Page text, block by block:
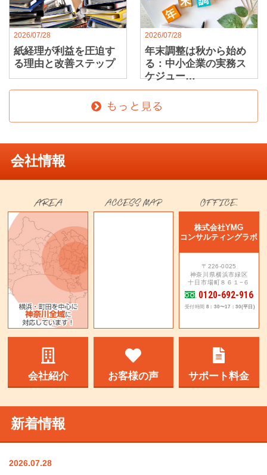
2026/07/28
紙経理が利益を圧迫す
る理由と改善ステップ
2026/07/28
年末調整は秋から始め
る：中小企業の実務ス
ケジュー…
会社情報
会社紹介 お客様の声
株式会社YMG
コンサルティングラボ
〒226-0025
神奈川県横浜市緑区
十日市場町８６１−６
0120-692-916
受付時間 8：30〜17：30(平日)
サポート料金
新着情報
2026.07.28